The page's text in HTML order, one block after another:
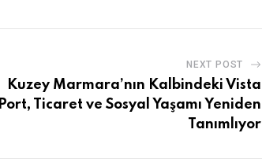
NEXT POST
Kuzey Marmara’nın Kalbindeki Vista
Port, Ticaret ve Sosyal Yaşamı Yeniden
Tanımlıyor